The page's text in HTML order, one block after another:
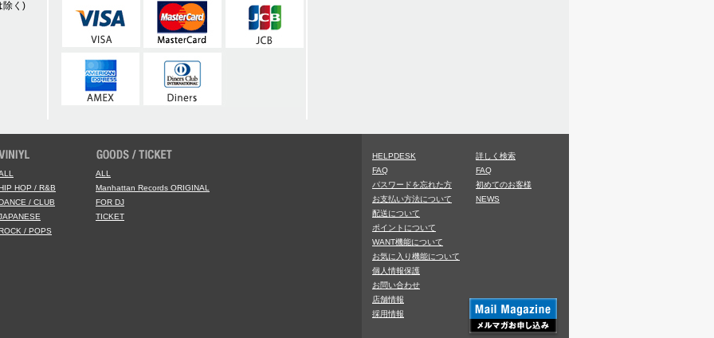
除く)
HOP / R&B
/ CLUB
/ POPS
ALL
Manhattan Records ORIGINAL
FOR DJ
TICKET
HELPDESK
FAQ
パスワードを忘れた方
お支払い方法について
配送について
ポイントについて
WANT機能について
お気に入り機能について
個人情報保護
お問い合わせ
店舗情報
採用情報
詳しく検索
FAQ
初めてのお客様
NEWS